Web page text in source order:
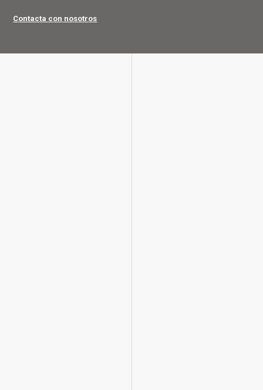
Contacta con nosotros